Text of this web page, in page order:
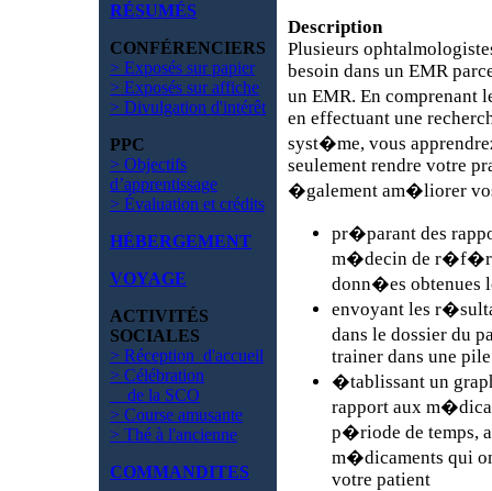
RÉSUMÉS
CONFÉRENCIERS
> Exposés sur papier
> Exposés sur affiche
> Divulgation d'intérêt
PPC
> Objectifs
d’apprentissage
> Évaluation et crédits
HÉBERGEMENT
VOYAGE
ACTIVITÉS
SOCIALES
> Réception d'accueil
> Célébration
de la SCO
> Course amusante
> Thé à l'ancienne
COMMANDITES
Description
Plusieurs
besoin dans un EMR
un EMR. En comprenant
en effectuant une
syst�me, vous
seulement rendre votre
�galement am�liorer
pr�parant des
m�decin de
donn�es obtenues
envoyant les
dans le dossier du
trainer dans une
�tablissant un
rapport aux
p�riode de temps,
m�dicaments qui
votre patient